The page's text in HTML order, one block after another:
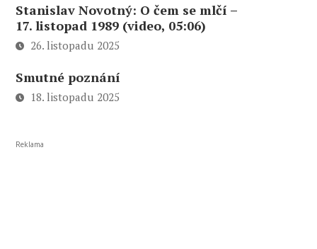
Stanislav Novotný: O čem se mlčí –
17. listopad 1989 (video, 05:06)
26. listopadu 2025
Smutné poznání
18. listopadu 2025
Reklama